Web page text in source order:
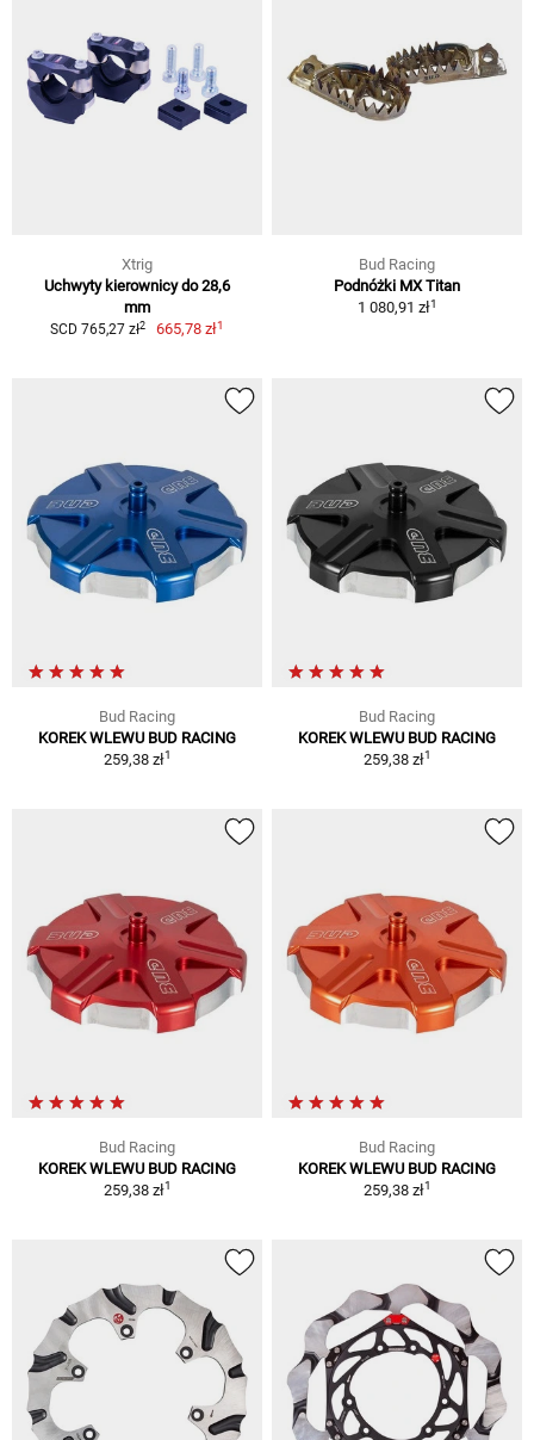
Xtrig
Uchwyty kierownicy do 28,6
mm
SCD 765,27 zł2 665,78 zł1
Bud Racing
Podnóżki MX Titan
1 080,91 zł1
Bud Racing
KOREK WLEWU BUD RACING
259,38 zł1
Bud Racing
KOREK WLEWU BUD RACING
259,38 zł1
Bud Racing
KOREK WLEWU BUD RACING
259,38 zł1
Bud Racing
KOREK WLEWU BUD RACING
259,38 zł1